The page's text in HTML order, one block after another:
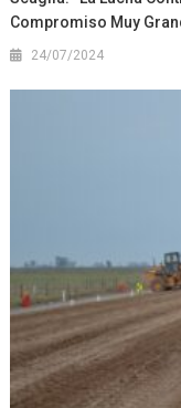
Compromiso Muy
24/07/2024